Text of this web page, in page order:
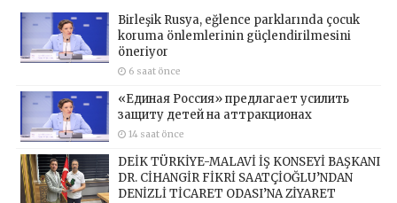
Birleşik Rusya, eğlence parklarında çocuk
koruma önlemlerinin güçlendirilmesini
öneriyor
6 saat önce
«Единая Россия» предлагает усилить
защиту детей на аттракционах
14 saat önce
DEİK TÜRKİYE-MALAVİ İŞ KONSEYİ BAŞKANI
DR. CİHANGİR FİKRİ SAATÇİOĞLU’NDAN
DENİZLİ TİCARET ODASI’NA ZİYARET